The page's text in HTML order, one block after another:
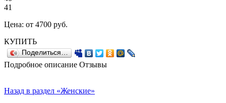
41
Цена: от 4700 руб.
КУПИТЬ
Поделиться…
Подробное описание Отзывы
Назад в раздел «Женские»